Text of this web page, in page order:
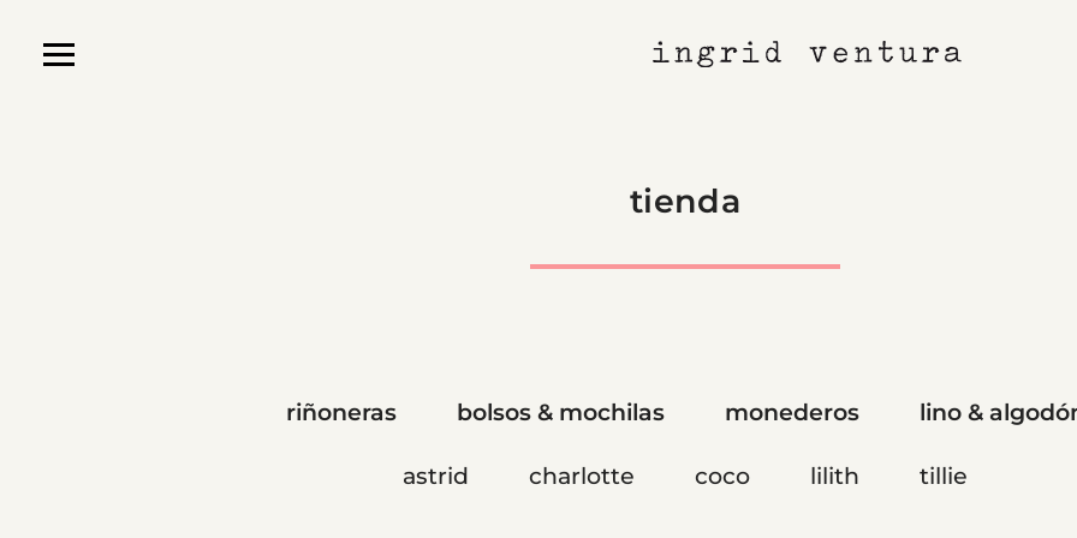
tienda
riñoneras bolsos & mochilas monederos lino &
astrid charlotte coco lilith tillie